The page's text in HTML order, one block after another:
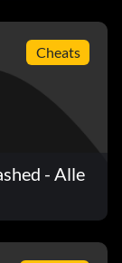
Cheats
- Alle